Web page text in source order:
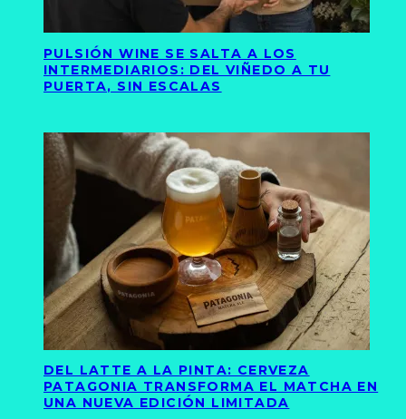
PULSIÓN WINE SE SALTA A LOS
INTERMEDIARIOS: DEL VIÑEDO A TU
PUERTA, SIN ESCALAS
DEL LATTE A LA PINTA: CERVEZA
PATAGONIA TRANSFORMA EL MATCHA EN
UNA NUEVA EDICIÓN LIMITADA